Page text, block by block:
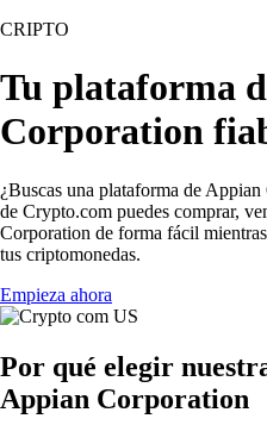
CRIPTO
Tu plataforma
Corporation
¿Buscas una plataforma de
de Crypto.com puedes comprar,
Corporation de forma fácil
tus criptomonedas.
Empieza ahora
Por qué elegir
Appian Corporation